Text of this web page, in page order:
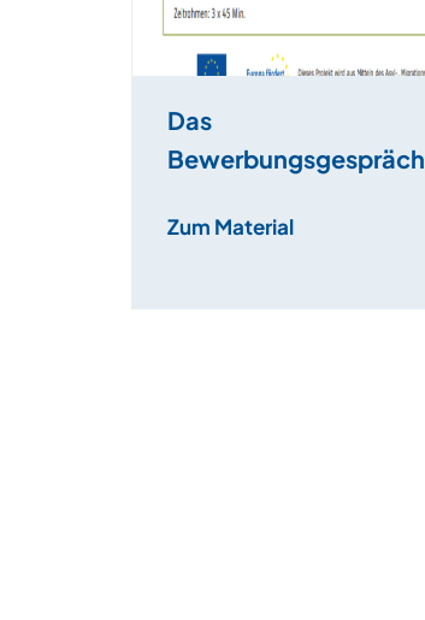
Das
Bewerbungsgespräch
bin und was ich kann
Zum Material